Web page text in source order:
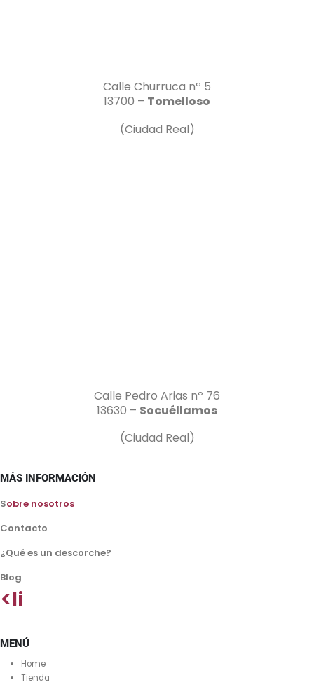
Calle Churruca nº 5
13700 – Tomelloso
(Ciudad Real)
Calle Pedro Arias nº 76
13630 – Socuéllamos
(Ciudad Real)
MÁS INFORMACIÓN
Sobre nosotros
Contacto
¿Qué es un descorche?
Blog
<li
MENÚ
Home
Tienda